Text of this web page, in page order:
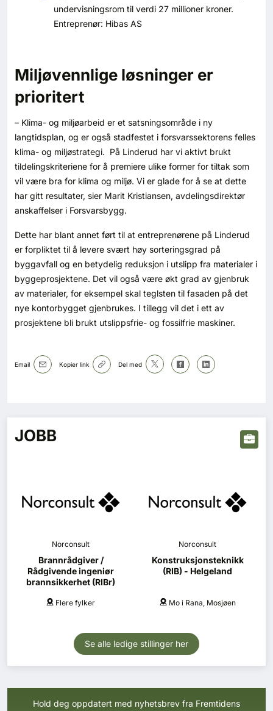
undervisningsrom til verdi 27 millioner kroner.
Entreprenør: Hibas AS
Miljøvennlige løsninger er
prioritert
– Klima- og miljøarbeid er et satsningsområde i ny
langtidsplan, og er også stadfestet i forsvarssektorens felles
klima- og miljøstrategi. På Linderud har vi aktivt brukt
tildelingskriteriene for å premiere ulike former for tiltak som
vil være bra for klima og miljø. Vi er glade for å se at dette
har gitt resultater, sier Marit Kristiansen, avdelingsdirektør
anskaffelser i Forsvarsbygg.
Dette har blant annet ført til at entreprenørene på Linderud
er forpliktet til å levere svært høy sorteringsgrad på
byggavfall og en betydelig reduksjon i utslipp fra materialer i
byggeprosjektene. Det vil også være økt grad av gjenbruk
av materialer, for eksempel skal teglsten til fasaden på det
nye kontorbygget gjenbrukes. I tillegg vil det i ett av
prosjektene bli brukt utslippsfrie- og fossilfrie maskiner.
Email Kopier link Del med
JOBB
Norconsult
Brannrådgiver /
Rådgivende ingeniør
brannsikkerhet (RIBr)
Flere fylker
Norconsult
Konstruksjonsteknikk
(RIB) - Helgeland
Mo i Rana, Mosjøen
Se alle ledige stillinger her
Hold deg oppdatert med nyhetsbrev fra Fremtidens